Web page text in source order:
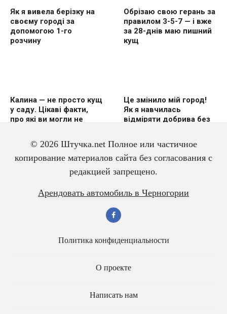
Як я вивела берізку на
своєму городі за
допомогою 1-го
розчину
Обрізаю свою герань за
правилом 3-5-7 — і вже
за 28-днів маю пишний
кущ
Калина — не просто кущ
у саду. Цікаві факти,
про які ви могли не
Це змінило мій город!
Як я навчилась
відміряти добрива без
3 дешевих підгодівлі в
червні — і перець
Чому гірчиця — це
справжній скарб для
© 2026 Штучка.net Полное или частичное
копирование материалов сайта без согласования с
редакцией запрещено.
Арендовать автомобиль в Черногории
Политика конфиденциальности
О проекте
Написать нам